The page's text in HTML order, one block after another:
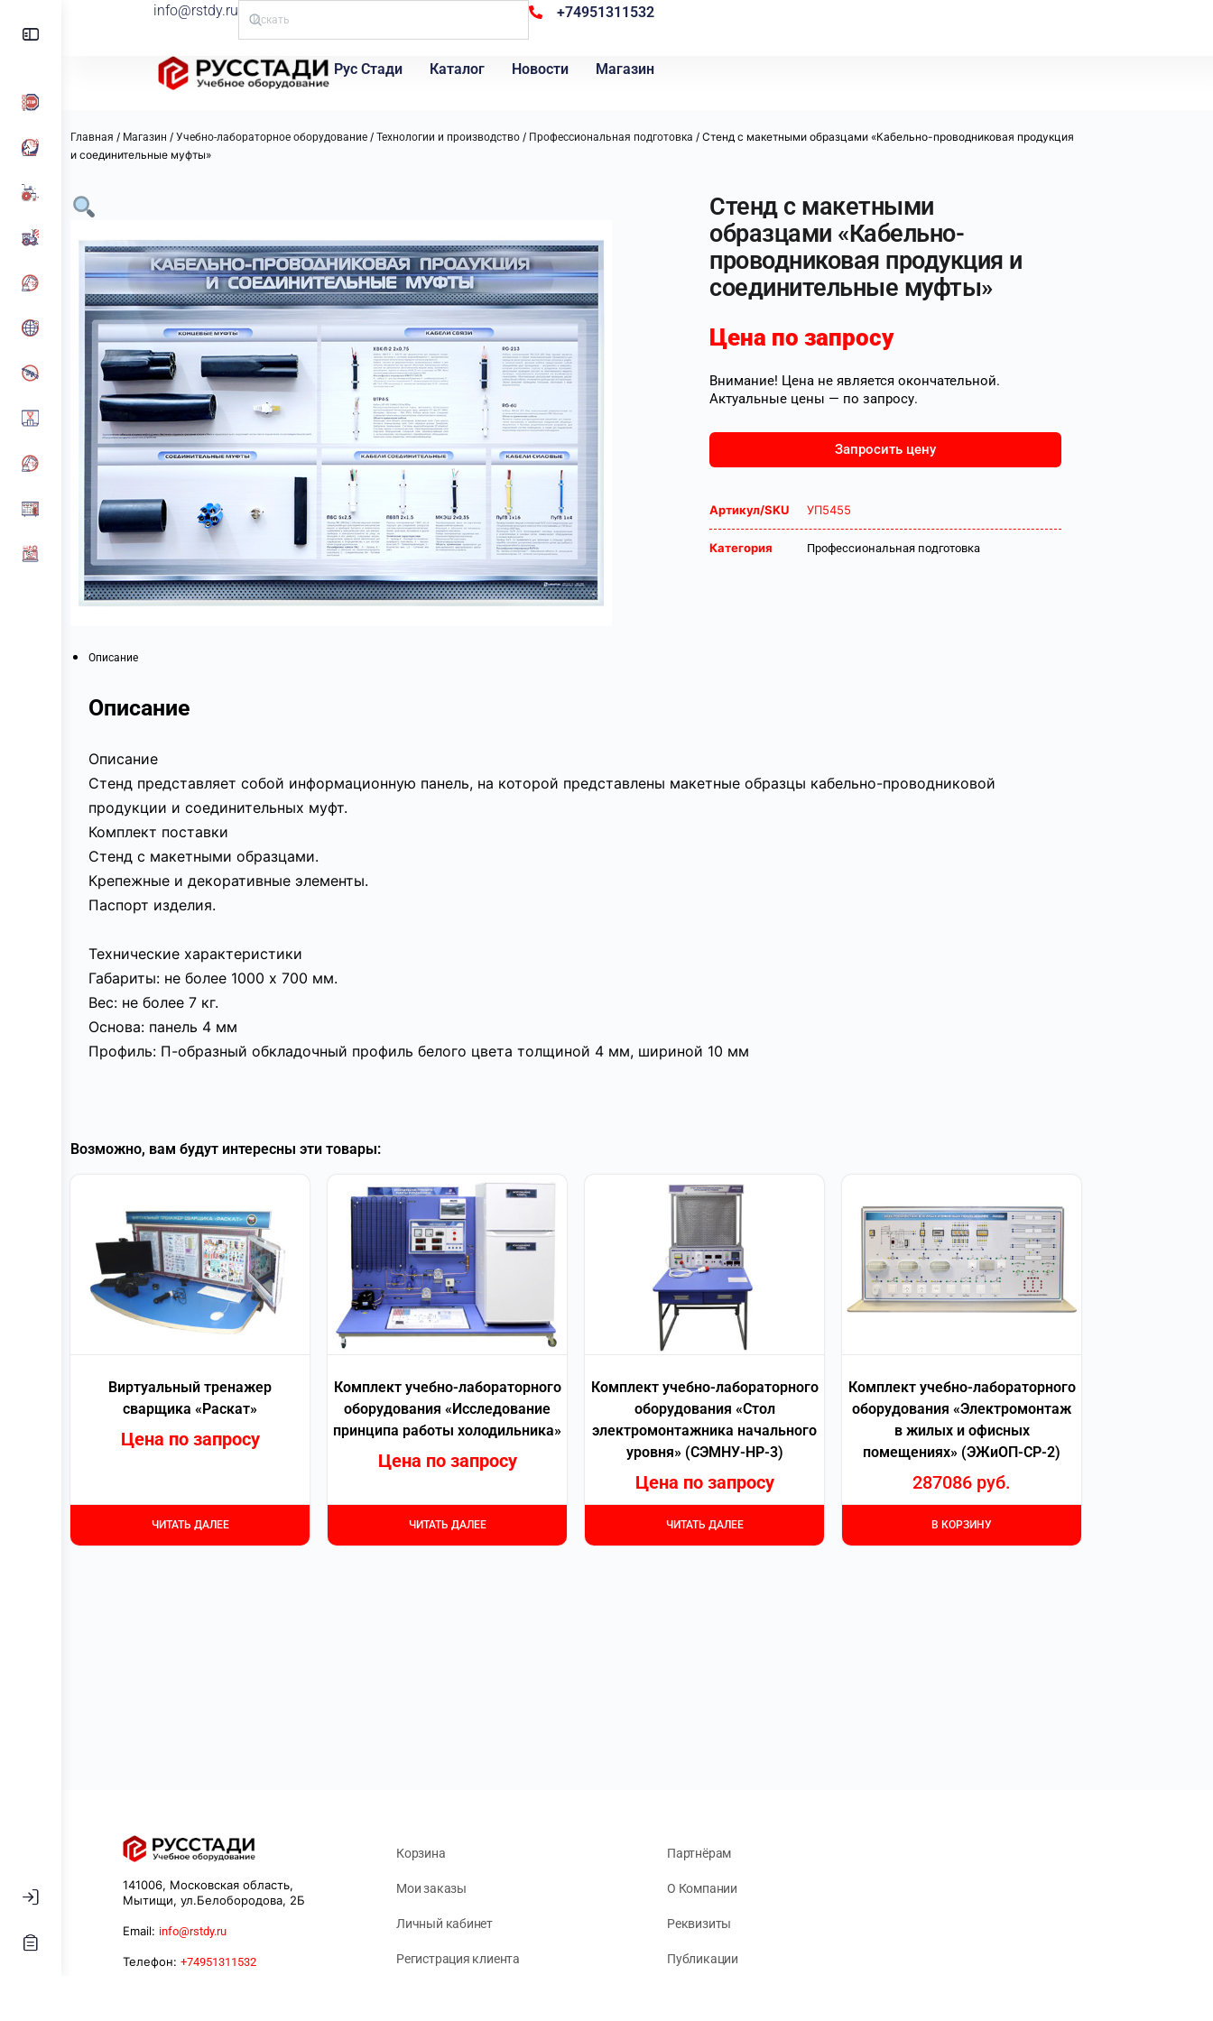
info@rstdy.ru +74951311532
Рус Стади Каталог Новости Магазин
Главная / Магазин / Учебно-лабораторное оборудование / Технологии и производство / Профессиональная подготовка / Стенд с макетными образцами «Кабельно-проводниковая продукция
и соединительные муфты»
Стенд с макетными
образцами «Кабельно-
проводниковая продукция и
соединительные муфты»
Цена по запросу
Внимание! Цена не является окончательной.
Актуальные цены — по запросу.
Запросить цену
Артикул/SKU УП5455
Категория Профессиональная подготовка
Описание
Описание
Описание
Стенд представляет собой информационную панель, на которой представлены макетные образцы кабельно-проводниковой
продукции и соединительных муфт.
Комплект поставки
Стенд с макетными образцами.
Крепежные и декоративные элементы.
Паспорт изделия.
Технические характеристики
Габариты: не более 1000 х 700 мм.
Вес: не более 7 кг.
Основа: панель 4 мм
Профиль: П-образный обкладочный профиль белого цвета толщиной 4 мм, шириной 10 мм
Возможно, вам будут интересны эти товары:
Виртуальный тренажер
сварщика «Раскат»
Цена по запросу
ЧИТАТЬ ДАЛЕЕ
Комплект учебно-лабораторного
оборудования «Исследование
принципа работы холодильника»
Цена по запросу
ЧИТАТЬ ДАЛЕЕ
Комплект учебно-лабораторного
оборудования «Стол
электромонтажника начального
уровня» (СЭМНУ-НР-3)
Цена по запросу
ЧИТАТЬ ДАЛЕЕ
Комплект учебно-лабораторного
оборудования «Электромонтаж
в жилых и офисных
помещениях» (ЭЖиОП-СР-2)
287086 руб.
В КОРЗИНУ
141006, Московская область,
Мытищи, ул.Белобородова, 2Б
Email: info@rstdy.ru
Телефон: +74951311532
Корзина
Мои заказы
Личный кабинет
Регистрация клиента
Партнёрам
О Компании
Реквизиты
Публикации